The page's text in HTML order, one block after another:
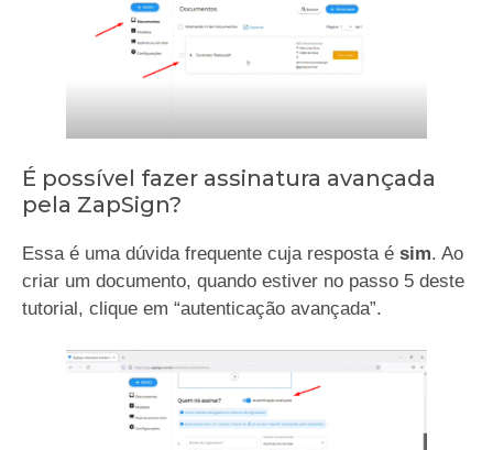
É possível fazer assinatura avançada
pela ZapSign?
Essa é uma dúvida frequente cuja resposta é sim. Ao
criar um documento, quando estiver no passo 5 deste
tutorial, clique em “autenticação avançada”.